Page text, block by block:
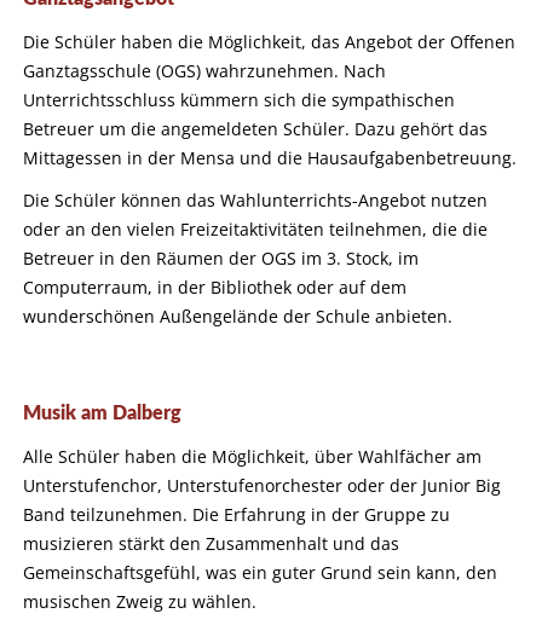
Die Schüler haben die Möglichkeit, das Angebot der Offenen
Ganztagsschule (OGS) wahrzunehmen. Nach
Unterrichtsschluss kümmern sich die sympathischen
Betreuer um die angemeldeten Schüler. Dazu gehört das
Mittagessen in der Mensa und die Hausaufgabenbetreuung.
Die Schüler können das Wahlunterrichts-Angebot nutzen
oder an den vielen Freizeitaktivitäten teilnehmen, die die
Betreuer in den Räumen der OGS im 3. Stock, im
Computerraum, in der Bibliothek oder auf dem
wunderschönen Außengelände der Schule anbieten.
Musik am Dalberg
Alle Schüler haben die Möglichkeit, über Wahlfächer am
Unterstufenchor, Unterstufenorchester oder der Junior Big
Band teilzunehmen. Die Erfahrung in der Gruppe zu
musizieren stärkt den Zusammenhalt und das
Gemeinschaftsgefühl, was ein guter Grund sein kann, den
musischen Zweig zu wählen.